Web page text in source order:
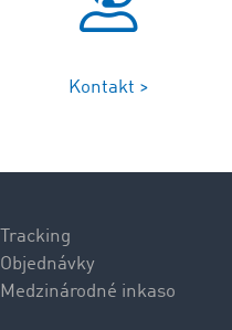
Kontakt >
Tracking
Objednávky
Medzinárodné inkaso